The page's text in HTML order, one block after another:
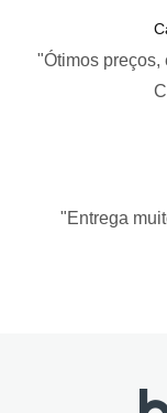
"Ótimos preços,
"Entrega